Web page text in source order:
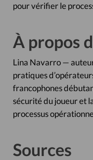
pour vérifier le
À propos
Lina Navarro —
pratiques
francophones
sécurité du joueur et
processus
Sources